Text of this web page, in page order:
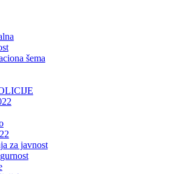
šema
za javnost